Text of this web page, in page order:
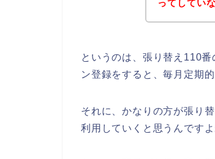
ってしてい
というのは、張り替え110
ン登録をすると、毎月定期
それに、かなりの方が張り
利用していくと思うんです